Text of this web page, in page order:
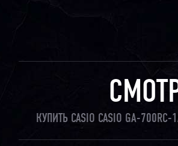
КУПИТЬ CASIO CASIO GA-